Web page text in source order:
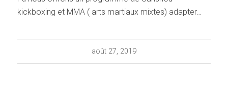
kickboxing et MMA ( arts martiaux mixtes) adapter…
août 27, 2019